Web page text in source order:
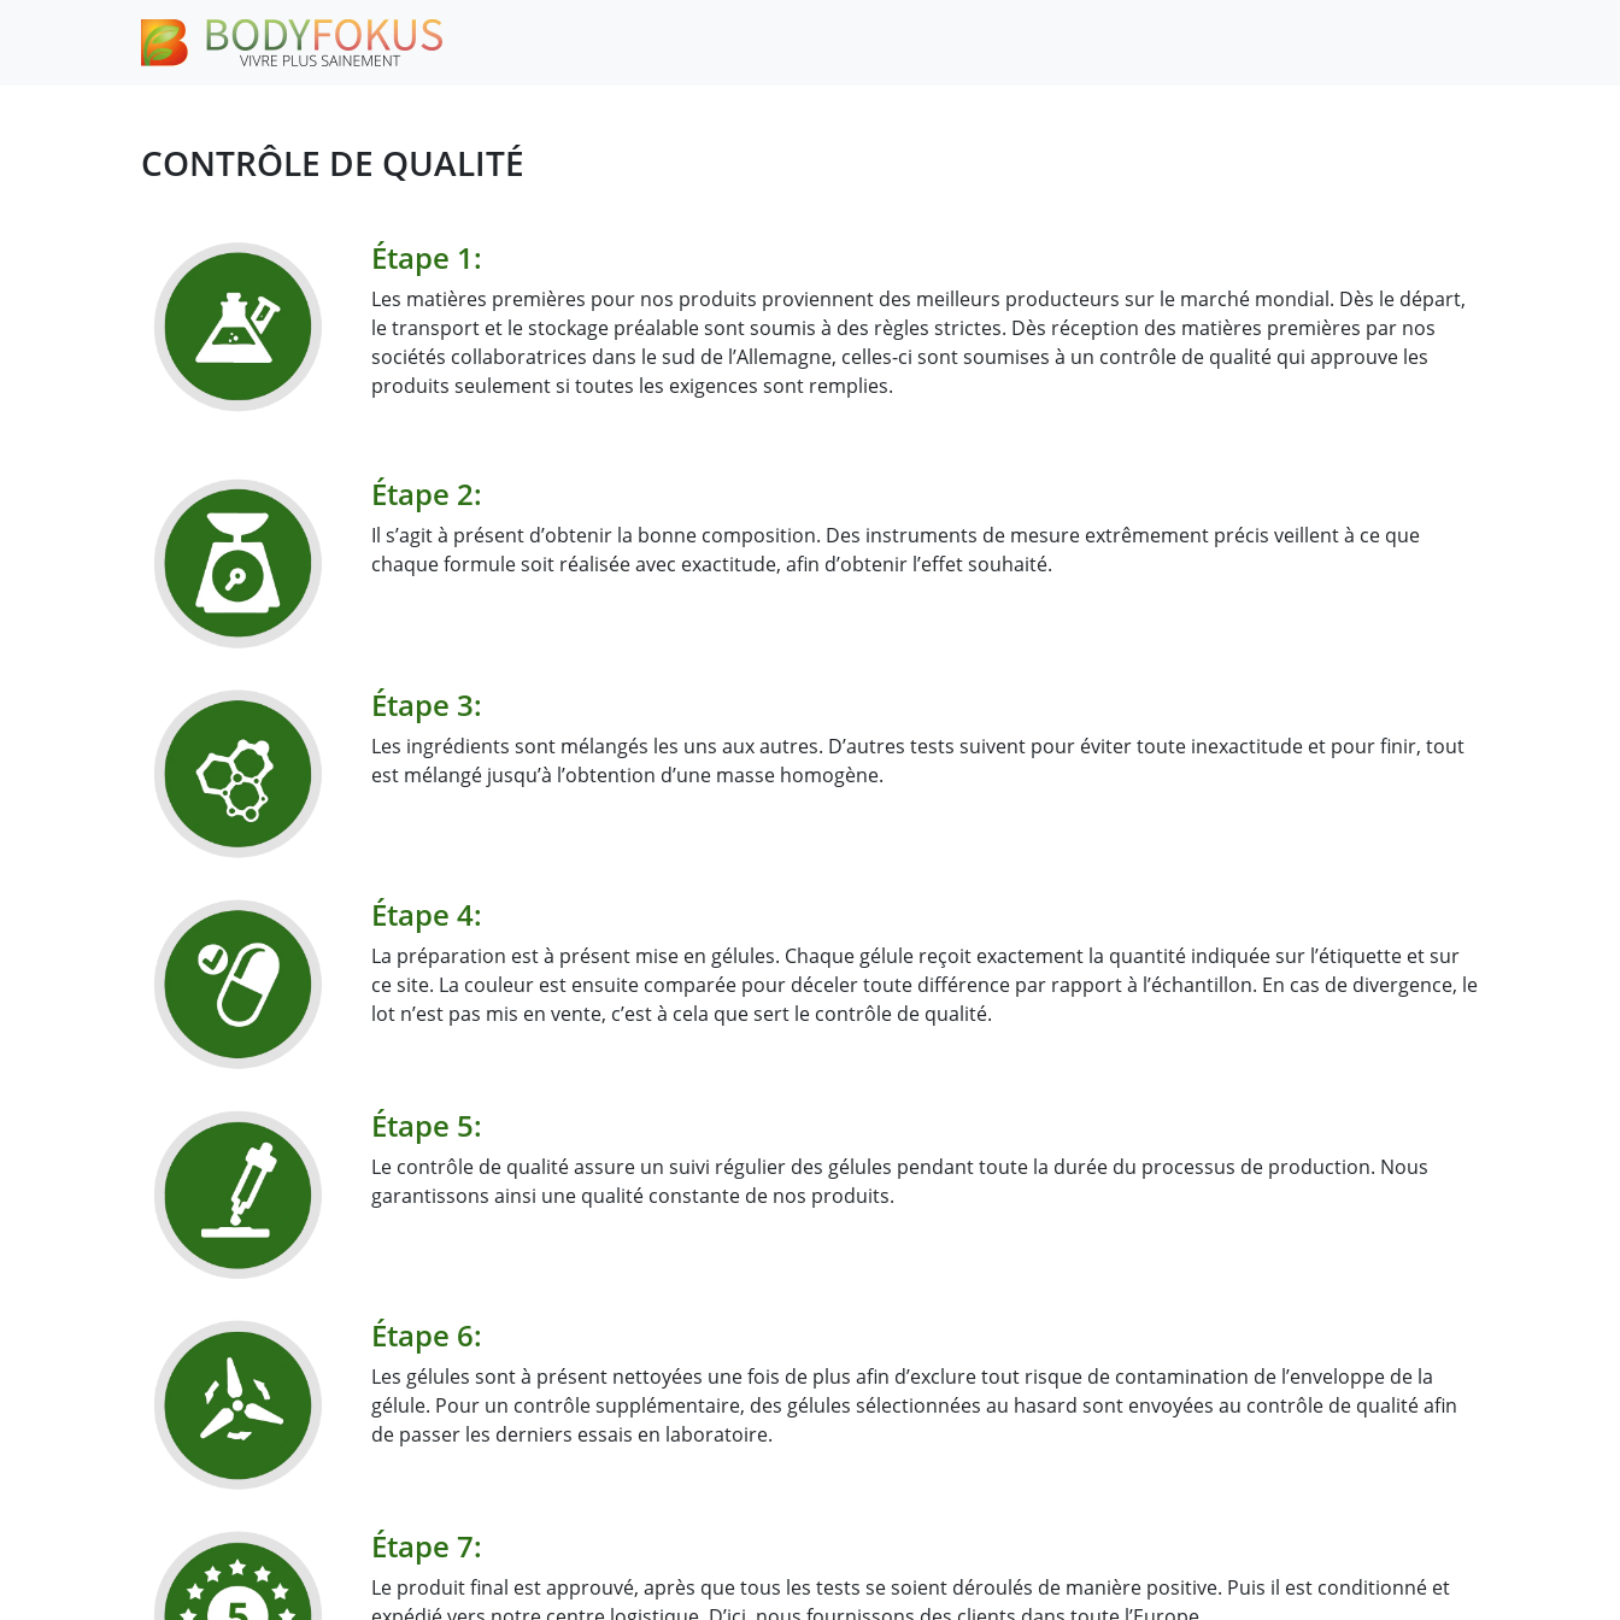
CONTRÔLE DE QUALITÉ
Étape 1:
Les matières premières pour nos produits proviennent des meilleurs producteurs sur le marché mondial. Dès le départ,
le transport et le stockage préalable sont soumis à des règles strictes. Dès réception des matières premières par nos
sociétés collaboratrices dans le sud de l’Allemagne, celles-ci sont soumises à un contrôle de qualité qui approuve les
produits seulement si toutes les exigences sont remplies.
Étape 2:
Il s’agit à présent d’obtenir la bonne composition. Des instruments de mesure extrêmement précis veillent à ce que
chaque formule soit réalisée avec exactitude, afin d’obtenir l’effet souhaité.
Étape 3:
Les ingrédients sont mélangés les uns aux autres. D’autres tests suivent pour éviter toute inexactitude et pour finir, tout
est mélangé jusqu’à l’obtention d’une masse homogène.
Étape 4:
La préparation est à présent mise en gélules. Chaque gélule reçoit exactement la quantité indiquée sur l’étiquette et sur
ce site. La couleur est ensuite comparée pour déceler toute différence par rapport à l’échantillon. En cas de divergence, le
lot n’est pas mis en vente, c’est à cela que sert le contrôle de qualité.
Étape 5:
Le contrôle de qualité assure un suivi régulier des gélules pendant toute la durée du processus de production. Nous
garantissons ainsi une qualité constante de nos produits.
Étape 6:
Les gélules sont à présent nettoyées une fois de plus afin d’exclure tout risque de contamination de l’enveloppe de la
gélule. Pour un contrôle supplémentaire, des gélules sélectionnées au hasard sont envoyées au contrôle de qualité afin
de passer les derniers essais en laboratoire.
Étape 7:
Le produit final est approuvé, après que tous les tests se soient déroulés de manière positive. Puis il est conditionné et